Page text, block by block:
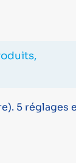
5 réglages